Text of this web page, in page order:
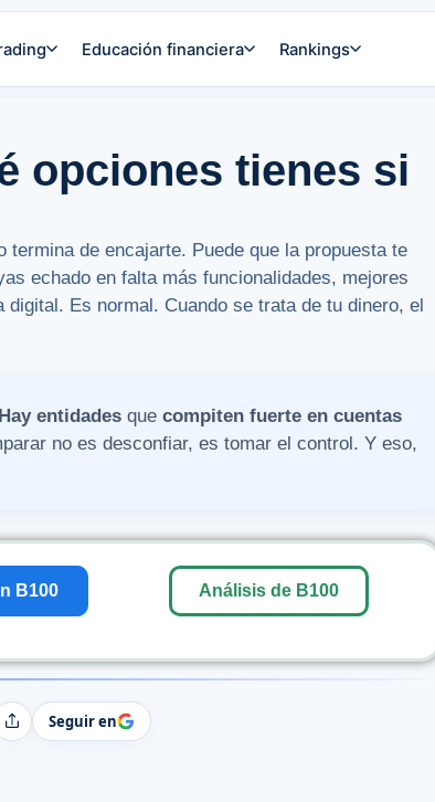
Educación financiera Rankings
opciones tienes si
termina de encajarte. Puede que la propuesta te
echado en falta más funcionalidades, mejores
Es normal. Cuando se trata de tu dinero, el
Hay entidades que compiten fuerte en cuentas
no es desconfiar, es tomar el control. Y eso,
B100 Análisis de B100
CompartirSeguir en